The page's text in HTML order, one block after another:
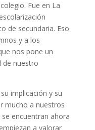
Fue en La
de secundaria. Eso
y a los
nos pone un
de nuestro
implicación y su
mucho a nuestros
encuentran ahora
a valorar